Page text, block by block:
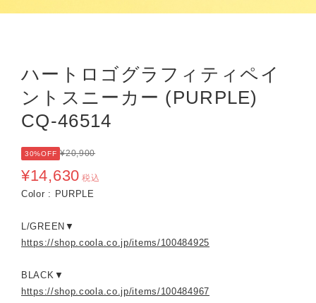
ハートロゴグラフィティペイ
ントスニーカー (PURPLE)
CQ-46514
30%OFF ¥20,900
¥14,630 税込
Color : PURPLE
L/GREEN▼
https://shop.coola.co.jp/items/100484925
BLACK▼
https://shop.coola.co.jp/items/100484967